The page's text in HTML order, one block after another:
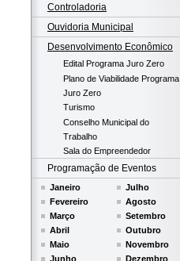
Controladoria
Ouvidoria Municipal
Desenvolvimento Econômico
Edital Programa Juro Zero
Plano de Viabilidade Programa
Juro Zero
Turismo
Conselho Municipal do
Trabalho
Sala do Empreendedor
Programação de Eventos
Janeiro
Fevereiro
Março
Abril
Maio
Junho
Julho
Agosto
Setembro
Outubro
Novembro
Dezembro